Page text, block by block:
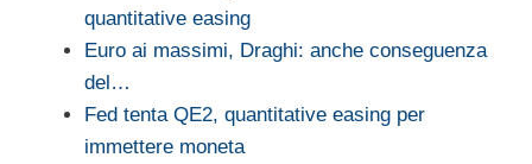
quantitative easing
Euro ai massimi, Draghi: anche conseguenza
del…
Fed tenta QE2, quantitative easing per
immettere moneta